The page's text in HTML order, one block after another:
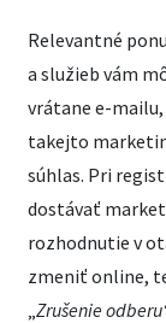
Relevantné
a služieb vám
vrátane e-
takejto
súhlas. Pri
dostávať
rozhodnutie v
zmeniť online,
„Zrušenie